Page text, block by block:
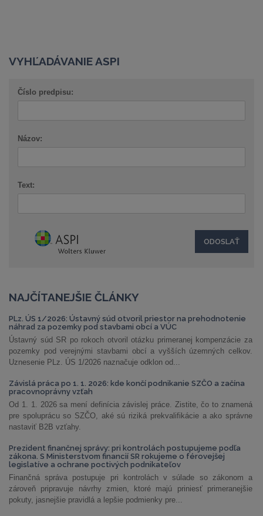
VYHĽADÁVANIE ASPI
Číslo predpisu:
Názov:
Text:
NAJČÍTANEJŠIE ČLÁNKY
PLz. ÚS 1/2026: Ústavný súd otvoril priestor na prehodnotenie
náhrad za pozemky pod stavbami obcí a VÚC
Ústavný súd SR po rokoch otvoril otázku primeranej kompenzácie za
pozemky pod verejnými stavbami obcí a vyšších územných celkov.
Uznesenie PLz. ÚS 1/2026 naznačuje odklon od...
Závislá práca po 1. 1. 2026: kde končí podnikanie SZČO a začína
pracovnoprávny vzťah
Od 1. 1. 2026 sa mení definícia závislej práce. Zistite, čo to znamená
pre spoluprácu so SZČO, aké sú riziká prekvalifikácie a ako správne
nastaviť B2B vzťahy.
Prezident finančnej správy: pri kontrolách postupujeme podľa
zákona. S Ministerstvom financií SR rokujeme o férovejšej
legislatíve a ochrane poctivých podnikateľov
Finančná správa postupuje pri kontrolách v súlade so zákonom a
zároveň pripravuje návrhy zmien, ktoré majú priniesť primeranejšie
pokuty, jasnejšie pravidlá a lepšie podmienky pre...